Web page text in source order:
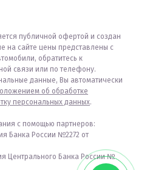
публичной офертой и создан
на сайте цены представлены с
обратитесь к
связи или по телефону.
данные, Вы автоматически
об обработке
персональных данных.
с помощью партнеров:
Банка России №2272 от
Центрального Банка России №